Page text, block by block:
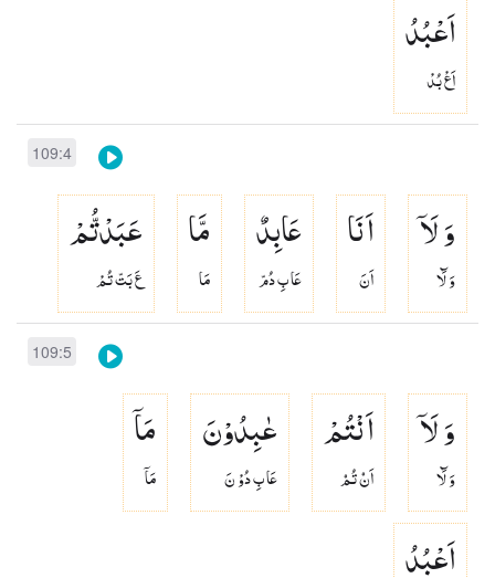
اَعْبُدُ
اَعْ بُدْ
109:4
وَ لَاۤ
وَ لَٓا
اَنَا
اَنَ
عَابِدٌ
عَا بِ دُمّ
مَّا
مَا
عَبَدْتُّمْ
عَ بَتّ تُمْ
109:5
وَ لَاۤ
وَ لَٓا
اَنْتُمْ
اَنۡ تُمۡ
عٰبِدُوْنَ
عَا بِ دُوْ نَ
مَاۤ
مَاۤ
اَعْبُدُ